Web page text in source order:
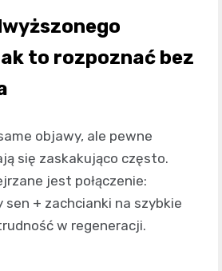
to rozpoznać bez
objawy, ale pewne
się zaskakująco często.
jest połączenie:
sen + zachcianki na szybkie
w regeneracji.